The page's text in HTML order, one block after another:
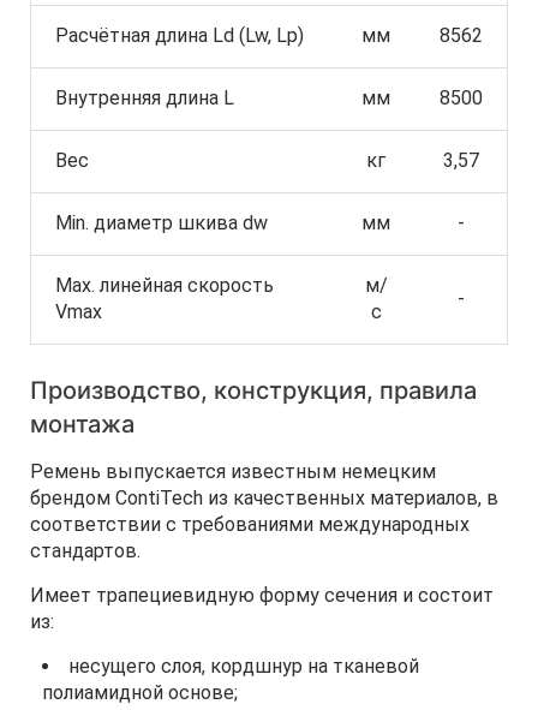
Расчётная длина Ld (Lw, Lp) мм 8562
Внутренняя длина L мм 8500
Вес кг 3,57
Min. диаметр шкива dw мм -
Max. линейная скорость
Vmax
м/
с
-
Производство, конструкция, правила
монтажа
Ремень выпускается известным немецким
брендом ContiTech из качественных материалов, в
соответствии с требованиями международных
стандартов.
Имеет трапециевидную форму сечения и состоит
из:
несущего слоя, кордшнур на тканевой
полиамидной основе;